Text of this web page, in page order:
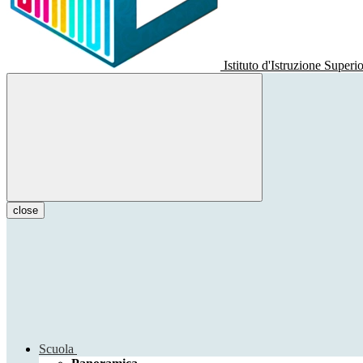
Istituto d'Istruzione
close
Scuola